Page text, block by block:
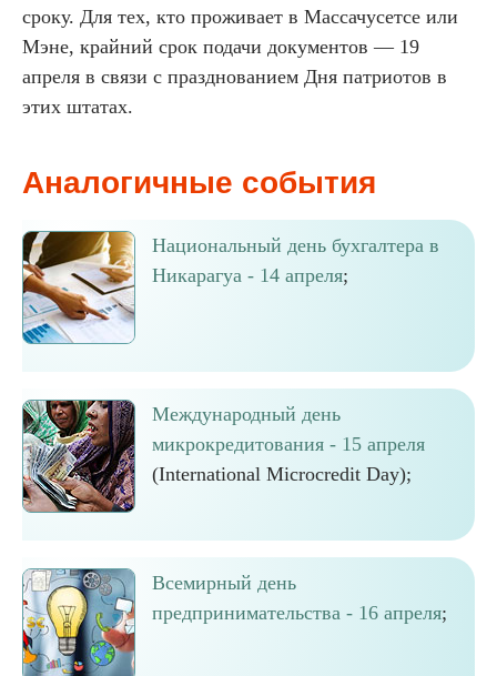
сроку. Для тех, кто проживает в Массачусетсе или
Мэне, крайний срок подачи документов — 19
апреля в связи с празднованием Дня патриотов в
этих штатах.
Аналогичные события
Национальный день бухгалтера в
Никарагуа - 14 апреля;
Международный день
микрокредитования - 15 апреля
(International Microcredit Day);
Всемирный день
предпринимательства - 16 апреля;